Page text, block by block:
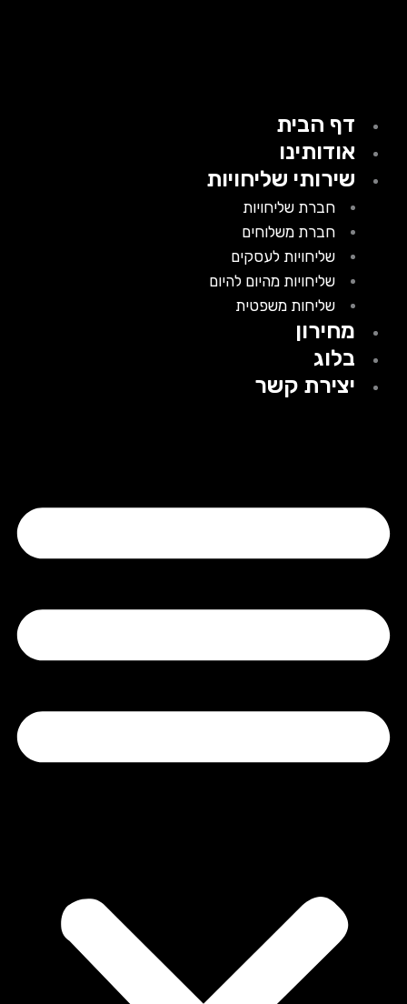
דף הבית
אודותינו
שירותי שליחויות
חברת שליחויות
חברת משלוחים
שליחויות לעסקים
שליחויות מהיום להיום
שליחות משפטית
מחירון
בלוג
יצירת קשר